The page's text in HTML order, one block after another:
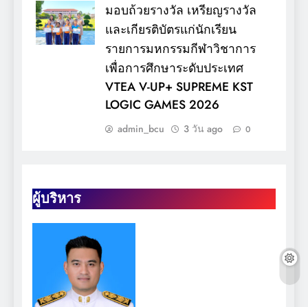
ผู้บริหาร
มอบถ้วยรางวัล เหรียญรางวัล
และเกียรติบัตรแก่นักเรียน
รายการมหกรรมกีฬาวิชาการ
เพื่อการศึกษาระดับประเทศ
VTEA V-UP+ SUPREME KST
LOGIC GAMES 2026
admin_bcu 3 วัน ago 0